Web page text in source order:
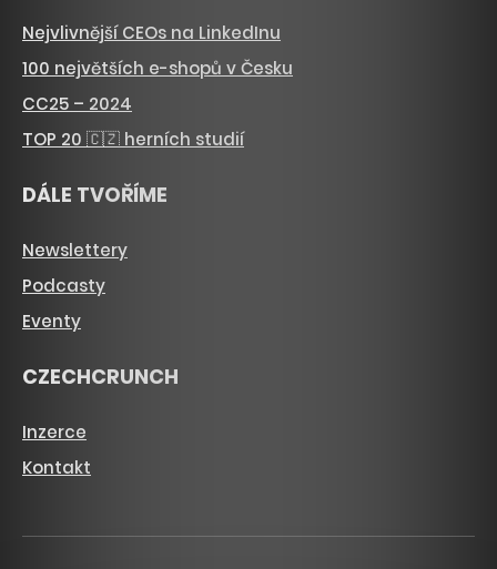
Nejvlivnější CEOs na LinkedInu
100 největších e-shopů v Česku
CC25 – 2024
TOP 20 🇨🇿 herních studií
DÁLE TVOŘÍME
Newslettery
Podcasty
Eventy
CZECHCRUNCH
Inzerce
Kontakt